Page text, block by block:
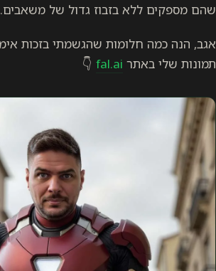
שהם מספקים ללא בזבוז גדול של משאבים.
תמונות שלי באתר fal.ai
👇